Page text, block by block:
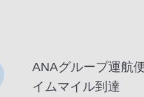
ANAグループ運航
イムマイル到達